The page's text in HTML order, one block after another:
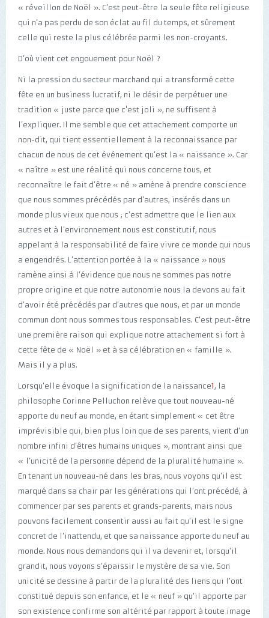
« réveillon de Noël ». C’est peut-être la seule fête religieuse
qui n’a pas perdu de son éclat au fil du temps, et sûrement
celle qui reste la plus célébrée parmi les non-croyants.
D’où vient cet engouement pour Noël ?
Ni la pression du secteur marchand qui a transformé cette
fête en un business lucratif, ni le désir de perpétuer une
tradition « juste parce que c'est joli », ne suffisent à
l’expliquer. Il me semble que cet attachement comporte un
non-dit, qui tient essentiellement à la reconnaissance par
chacun de nous de cet événement qu’est la « naissance ». Car
« naître » est une réalité qui nous concerne tous, et
reconnaître le fait d’être « né » amène à prendre conscience
que nous sommes précédés par d’autres, insérés dans un
monde plus vieux que nous ; c’est admettre que le lien aux
autres et à l’environnement nous est constitutif, nous
appelant à la responsabilité de faire vivre ce monde qui nous
a engendrés. L’attention portée à la « naissance » nous
ramène ainsi à l’évidence que nous ne sommes pas notre
propre origine et que notre autonomie nous la devons au fait
d’avoir été précédés par d’autres que nous, et par un monde
commun dont nous sommes tous responsables. C’est peut-être
une première raison qui explique notre attachement si fort à
cette fête de « Noël » et à sa célébration en « famille ».
Mais il y a plus.
Lorsqu’elle évoque la signification de la naissance1, la
philosophe Corinne Pelluchon relève que tout nouveau-né
apporte du neuf au monde, en étant simplement « cet être
imprévisible qui, bien plus loin que de ses parents, vient d’un
nombre infini d’êtres humains uniques », montrant ainsi que
« l’unicité de la personne dépend de la pluralité humaine ».
En tenant un nouveau-né dans les bras, nous voyons qu’il est
marqué dans sa chair par les générations qui l’ont précédé, à
commencer par ses parents et grands-parents, mais nous
pouvons facilement consentir aussi au fait qu’il est le signe
concret de l’inattendu, et que sa naissance apporte du neuf au
monde. Nous nous demandons qui il va devenir et, lorsqu’il
grandit, nous voyons s’épaissir le mystère de sa vie. Son
unicité se dessine à partir de la pluralité des liens qui l’ont
constitué depuis son enfance, et le « neuf » qu’il apporte par
son existence confirme son altérité par rapport à toute image